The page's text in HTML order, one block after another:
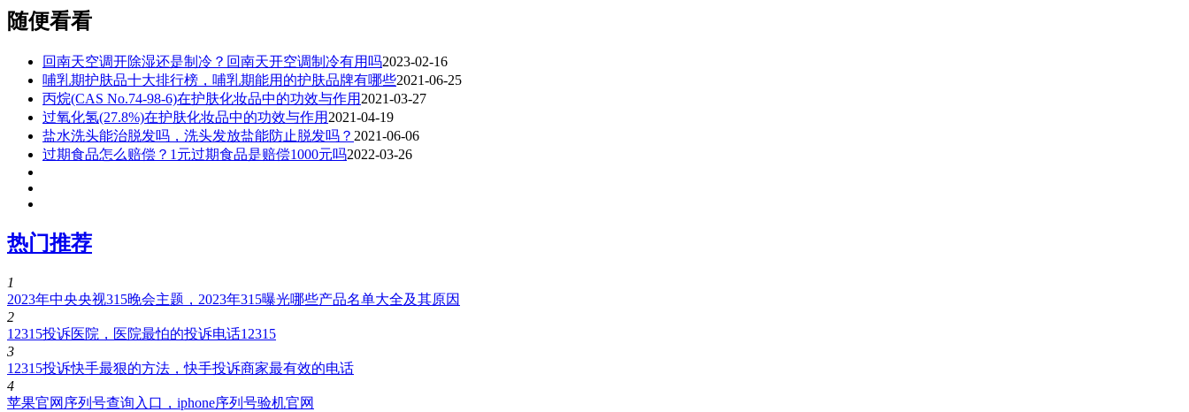
随便看看
回南天空调开除湿还是制冷？回南天开空调制冷有用吗2023-02-16
哺乳期护肤品十大排行榜，哺乳期能用的护肤品牌有哪些2021-06-25
丙烷(CAS No.74-98-6)在护肤化妆品中的功效与作用 2021-03-27
过氧化氢(27.8%)在护肤化妆品中的功效与作用 2021-04-19
盐水洗头能治脱发吗，洗头发放盐能防止脱发吗？ 2021-06-06
过期食品怎么赔偿？1元过期食品是赔偿1000元吗2022-03-26
热门推荐
1
2023年中央央视315晚会主题，2023年315曝光哪些产品名单大全及其原因
2
12315投诉医院，医院最怕的投诉电话12315
3
12315投诉快手最狠的方法，快手投诉商家最有效的电话
4
苹果官网序列号查询入口，iphone序列号验机官网